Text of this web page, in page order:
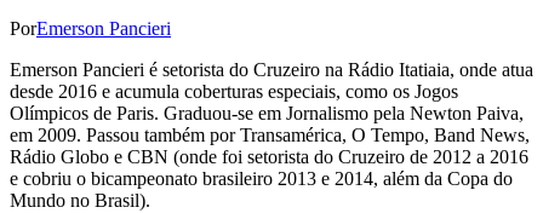
PorEmerson Pancieri
Emerson Pancieri é setorista do Cruzeiro na Rádio Itatiaia, onde atua
desde 2016 e acumula coberturas especiais, como os Jogos
Olímpicos de Paris. Graduou-se em Jornalismo pela Newton Paiva,
em 2009. Passou também por Transamérica, O Tempo, Band News,
Rádio Globo e CBN (onde foi setorista do Cruzeiro de 2012 a 2016
e cobriu o bicampeonato brasileiro 2013 e 2014, além da Copa do
Mundo no Brasil).